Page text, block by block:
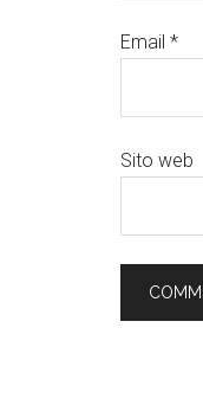
Email *
Sito web